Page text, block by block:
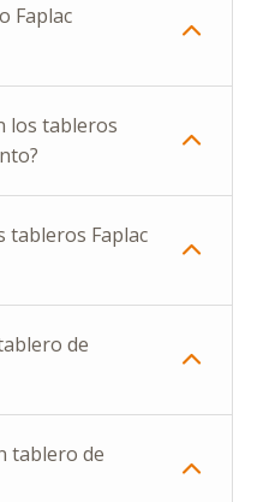
Faplac
los tableros
tableros Faplac
de
tablero de